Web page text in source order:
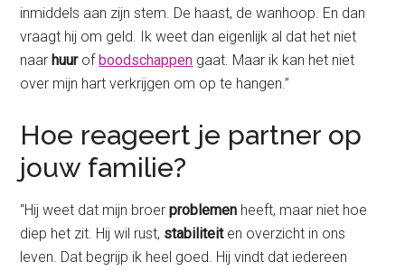
inmiddels aan zijn stem. De haast, de wanhoop. En dan
vraagt hij om geld. Ik weet dan eigenlijk al dat het niet
naarhuur ofboodschappen gaat. Maar ik kan het niet
over mijn hart verkrijgen om op te hangen.”
Hoe reageert je partner op
jouw familie?
“Hij weet dat mijn broerproblemen heeft, maar niet hoe
diep het zit. Hij wil rust, stabiliteit en overzicht in ons
leven. Dat begrijp ik heel goed. Hij vindt dat iedereen